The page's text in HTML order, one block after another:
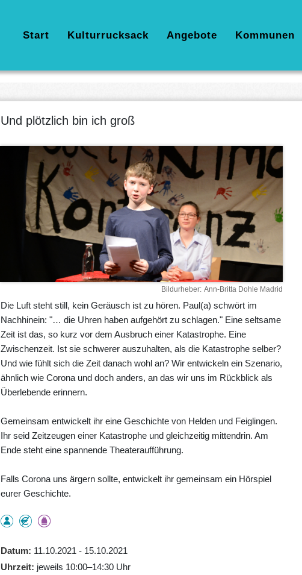
Hauptnavigation
Start Kulturrucksack Angebote Kommunen
Und plötzlich bin ich groß
Bildurheber Ann-Britta Dohle Madrid
Die Luft steht still, kein Geräusch ist zu hören. Paul(a) schwört im
Nachhinein: "… die Uhren haben aufgehört zu schlagen." Eine seltsame
Zeit ist das, so kurz vor dem Ausbruch einer Katastrophe. Eine
Zwischenzeit. Ist sie schwerer auszuhalten, als die Katastrophe selber?
Und wie fühlt sich die Zeit danach wohl an? Wir entwickeln ein Szenario,
ähnlich wie Corona und doch anders, an das wir uns im Rückblick als
Überlebende erinnern.
Gemeinsam entwickelt ihr eine Geschichte von Helden und Feiglingen.
Ihr seid Zeitzeugen einer Katastrophe und gleichzeitig mittendrin. Am
Ende steht eine spannende Theateraufführung.
Falls Corona uns ärgern sollte, entwickelt ihr gemeinsam ein Hörspiel
eurer Geschichte.
Datum
11.10.2021 - 15.10.2021
Uhrzeit
jeweils 10:00–14:30 Uhr